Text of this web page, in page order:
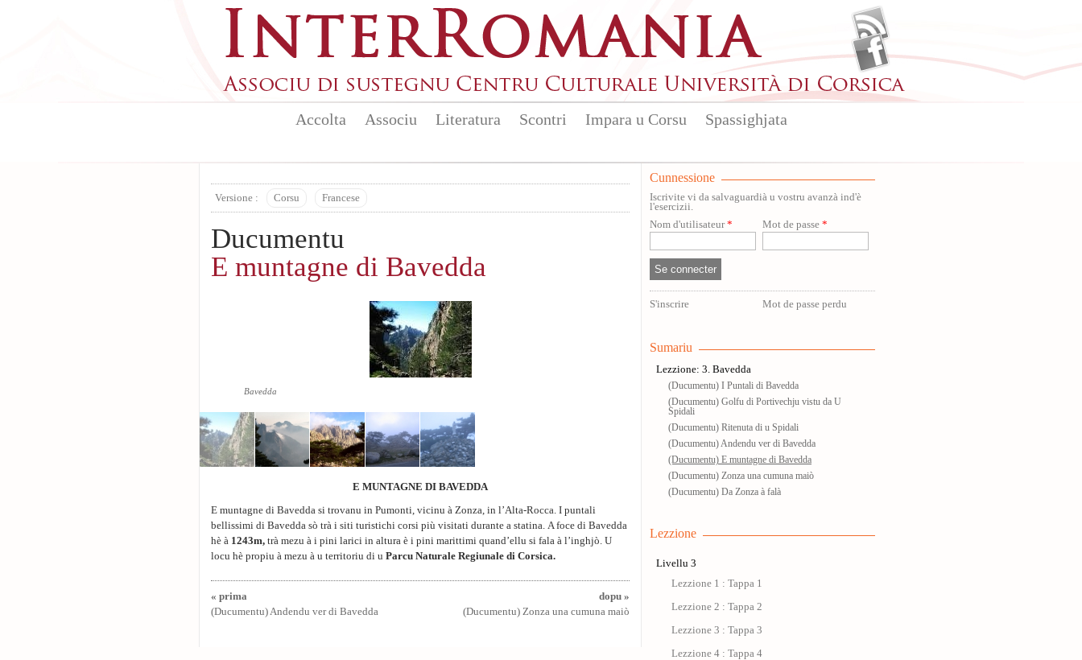
Accolta Associu Literatura Scontri Impara u Corsu Spassighjata
Versione : Corsu Francese
Ducumentu
E muntagne di Bavedda
Bavedda
E MUNTAGNE DI BAVEDDA
E muntagne di Bavedda si trovanu in Pumonti, vicinu à Zonza, in l’Alta-Rocca. I puntali
bellissimi di Bavedda sò trà i siti turistichi corsi più visitati durante a statina. A foce di Bavedda
hè à 1243m, trà mezu à i pini larici in altura è i pini marittimi quand’ellu si fala à l’inghjò. U
locu hè propiu à mezu à u territoriu di u Parcu Naturale Regiunale di Corsica.
« prima
(Ducumentu) Andendu ver di Bavedda
dopu »
(Ducumentu) Zonza una cumuna maiò
Cunnessione
Iscrivite vi da salvaguardià u vostru avanzà ind'è
l'esercizii.
Nom d'utilisateur* Mot de passe *
S'inscrire Mot de passe perdu
Sumariu
Lezzione: 3. Bavedda
(Ducumentu) I Puntali di Bavedda
(Ducumentu) Golfu di Portivechju vistu da U
Spidali
(Ducumentu) Ritenuta di u Spidali
(Ducumentu) Andendu ver di Bavedda
(Ducumentu) E muntagne di Bavedda
(Ducumentu) Zonza una cumuna maiò
(Ducumentu) Da Zonza à falà
Lezzione
Livellu 3
Lezzione 1 : Tappa 1
Lezzione 2 : Tappa 2
Lezzione 3 : Tappa 3
Lezzione 4 : Tappa 4